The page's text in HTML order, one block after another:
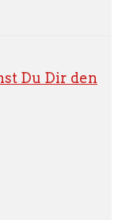
Du Dir den